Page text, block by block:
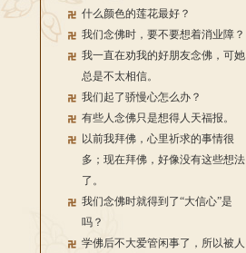
什么颜色的莲花最好？
我们念佛时，要不要想着消业障？
我一直在劝我的好朋友念佛，可她
总是不太相信。
我们起了骄慢心怎么办？
有些人念佛只是想得人天福报。
以前我拜佛，心里祈求的事情很
多；现在拜佛，好像没有这些想法
了。
我们念佛时就得到了“大信心”是
吗？
学佛后不大爱管闲事了，所以被人